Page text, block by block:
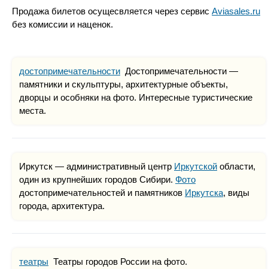
Продажа билетов осущесвляется через сервис Aviasales.ru
без комиссии и наценок.
достопримечательности Достопримечательности —
памятники и скульптуры, архитектурные объекты,
дворцы и особняки на фото. Интересные туристические
места.
Иркутск — административный центр Иркутской области,
один из крупнейших городов Сибири. Фото
достопримечательностей и памятников Иркутска, виды
города, архитектура.
театры Театры городов России на фото.